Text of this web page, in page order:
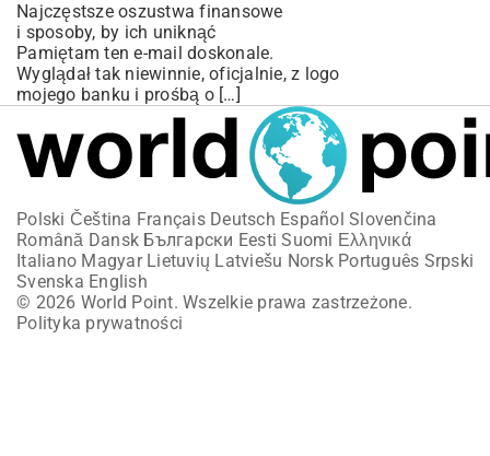
Najczęstsze oszustwa finansowe
i sposoby, by ich uniknąć
Pamiętam ten e-mail doskonale.
Wyglądał tak niewinnie, oficjalnie, z logo
mojego banku i prośbą o […]
Polski Čeština Français Deutsch Español Slovenčina
Română Dansk Български Eesti Suomi Ελληνικά
Italiano Magyar Lietuvių Latviešu Norsk Português Srpski
Svenska English
© 2026 World Point. Wszelkie prawa zastrzeżone.
Polityka prywatności